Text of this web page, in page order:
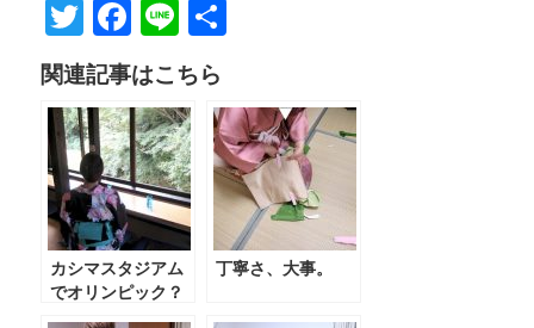
T
w
itt
er
F
a
c
e
b
o
o
k
Li
n
e
関連記事はこちら
カシマスタジアム
でオリンピック？
丁寧さ、大事。